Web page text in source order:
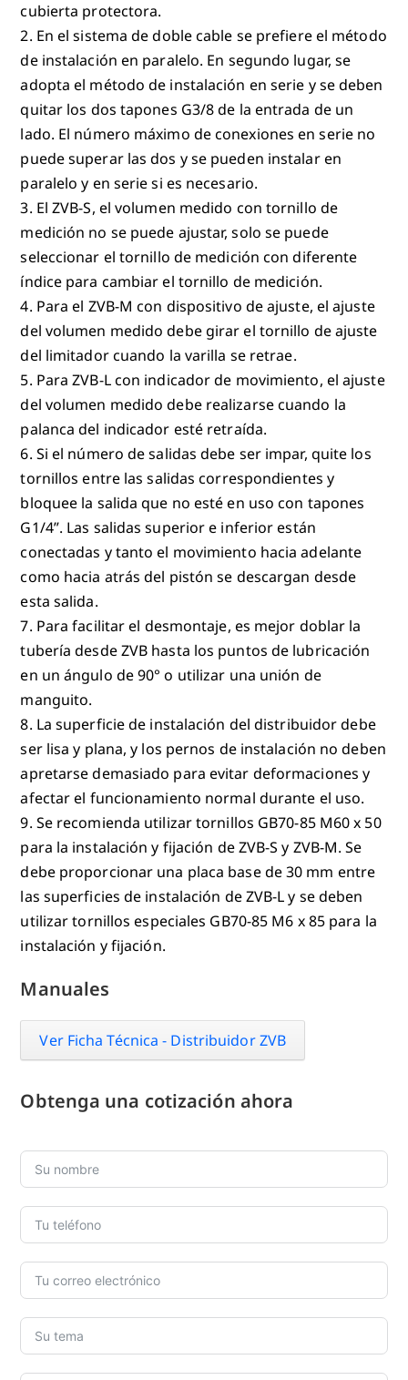
cubierta protectora.
2. En el sistema de doble cable se prefiere el método
de instalación en paralelo. En segundo lugar, se
adopta el método de instalación en serie y se deben
quitar los dos tapones G3/8 de la entrada de un
lado. El número máximo de conexiones en serie no
puede superar las dos y se pueden instalar en
paralelo y en serie si es necesario.
3. El ZVB-S, el volumen medido con tornillo de
medición no se puede ajustar, solo se puede
seleccionar el tornillo de medición con diferente
índice para cambiar el tornillo de medición.
4. Para el ZVB-M con dispositivo de ajuste, el ajuste
del volumen medido debe girar el tornillo de ajuste
del limitador cuando la varilla se retrae.
5. Para ZVB-L con indicador de movimiento, el ajuste
del volumen medido debe realizarse cuando la
palanca del indicador esté retraída.
6. Si el número de salidas debe ser impar, quite los
tornillos entre las salidas correspondientes y
bloquee la salida que no esté en uso con tapones
G1/4”. Las salidas superior e inferior están
conectadas y tanto el movimiento hacia adelante
como hacia atrás del pistón se descargan desde
esta salida.
7. Para facilitar el desmontaje, es mejor doblar la
tubería desde ZVB hasta los puntos de lubricación
en un ángulo de 90° o utilizar una unión de
manguito.
8. La superficie de instalación del distribuidor debe
ser lisa y plana, y los pernos de instalación no deben
apretarse demasiado para evitar deformaciones y
afectar el funcionamiento normal durante el uso.
9. Se recomienda utilizar tornillos GB70-85 M60 x 50
para la instalación y fijación de ZVB-S y ZVB-M. Se
debe proporcionar una placa base de 30 mm entre
las superficies de instalación de ZVB-L y se deben
utilizar tornillos especiales GB70-85 M6 x 85 para la
instalación y fijación.
Manuales
Ver Ficha Técnica - Distribuidor ZVB
Obtenga una cotización ahora